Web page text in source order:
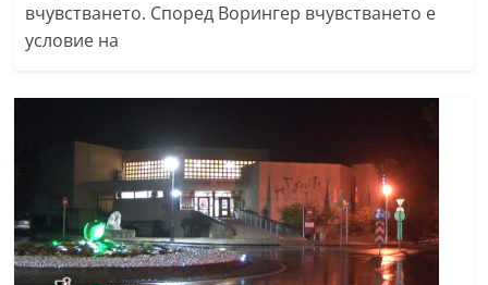
вчувстването. Според Ворингер вчувстването е
условие на